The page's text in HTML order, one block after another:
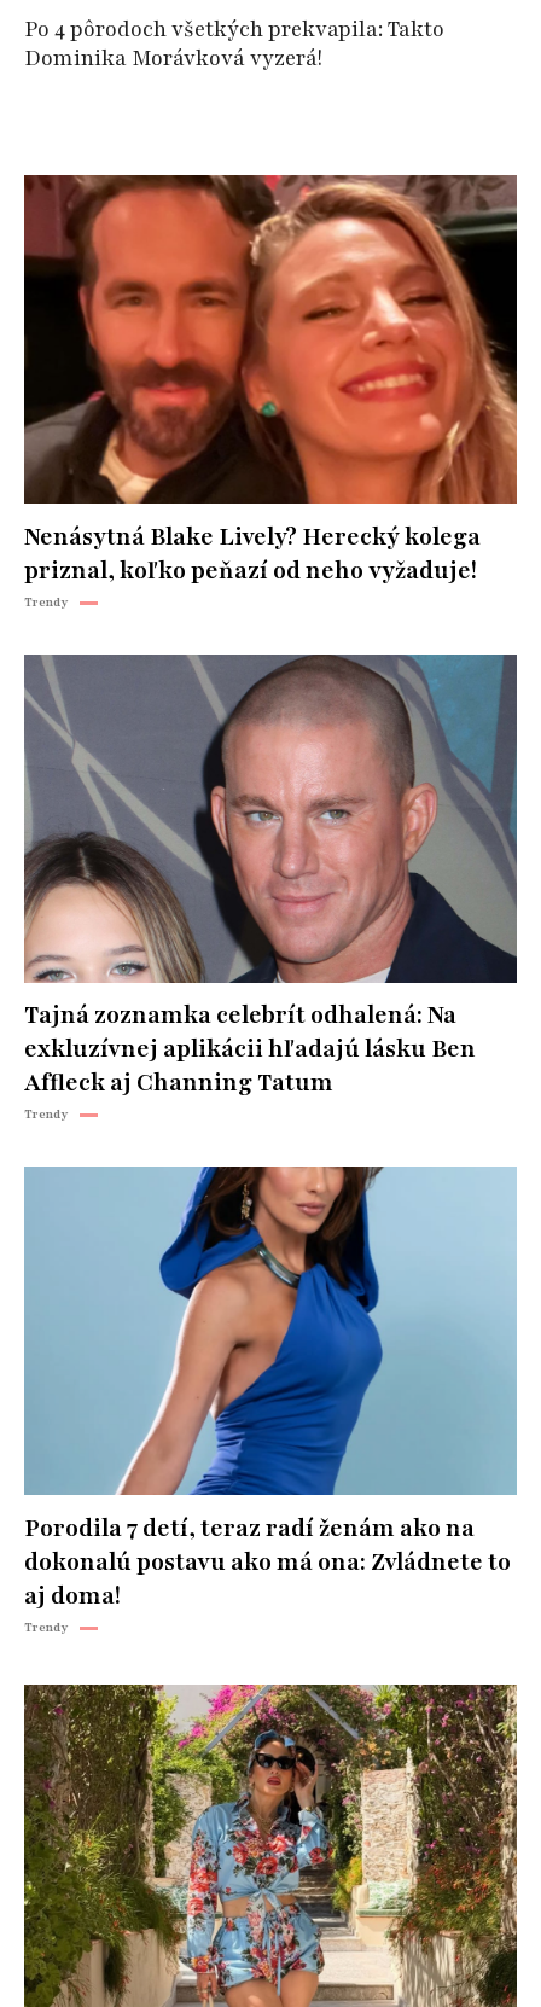
Po 4 pôrodoch všetkých prekvapila: Takto
Dominika Morávková vyzerá!
Nenásytná Blake Lively? Herecký kolega
priznal, koľko peňazí od neho vyžaduje!
Trendy
Tajná zoznamka celebrít odhalená: Na
exkluzívnej aplikácii hľadajú lásku Ben
Affleck aj Channing Tatum
Trendy
Porodila 7 detí, teraz radí ženám ako na
dokonalú postavu ako má ona: Zvládnete to
aj doma!
Trendy